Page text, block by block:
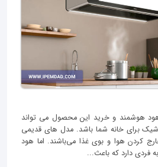
هود هوشمند و خرید این محصول می تواند
شیک برای خانه شما باشد. مدل‌ های قدیمی
کردن هوا و بوی غذا می‌باشند. اما هود
فردی دارد که باعث...